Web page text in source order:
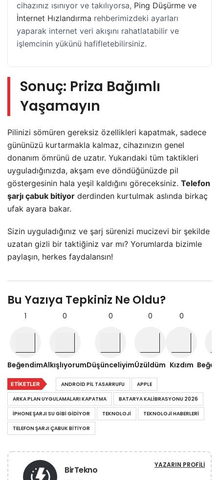
cihazınız ısınıyor ve takılıyorsa, Ping Düşürme ve
İnternet Hızlandırma rehberimizdeki ayarları
yaparak internet veri akışını rahatlatabilir ve
işlemcinin yükünü hafifletebilirsiniz.
Sonuç: Priza Bağımlı
Yaşamayın
Pilinizi sömüren gereksiz özellikleri kapatmak, sadece
gününüzü kurtarmakla kalmaz, cihazınızın genel
donanım ömrünü de uzatır. Yukarıdaki tüm taktikleri
uyguladığınızda, akşam eve döndüğünüzde pil
göstergesinin hala yeşil kaldığını göreceksiniz. Telefon
şarjı çabuk bitiyor derdinden kurtulmak aslında birkaç
ufak ayara bakar.
Sizin uyguladığınız ve şarj sürenizi mucizevi bir şekilde
uzatan gizli bir taktiğiniz var mı? Yorumlarda bizimle
paylaşın, herkes faydalansın!
Bu Yazıya Tepkiniz Ne Oldu?
1
Beğendim
0
Alkışlıyorum
0
Düşünceliyim
0
Üzüldüm
0
Kızdım
ETIKETLER ANDROID PIL TASARRUFU
APPLE
ARKA PLAN UYGULAMALARI KAPATMA
BATARYA KALIBRASYONU 2026
IPHONE ŞARJI SU GIBI GIDIYOR
TEKNOLOJI
TEKNOLOJI HABERLERI
TELEFON ŞARJI ÇABUK BITIYOR
BirTekno YAZARIN PROFILI